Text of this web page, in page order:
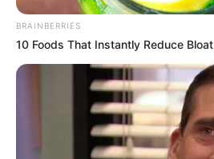
BRAINBERRIES
10 Foods That Instantly Reduce Bloat